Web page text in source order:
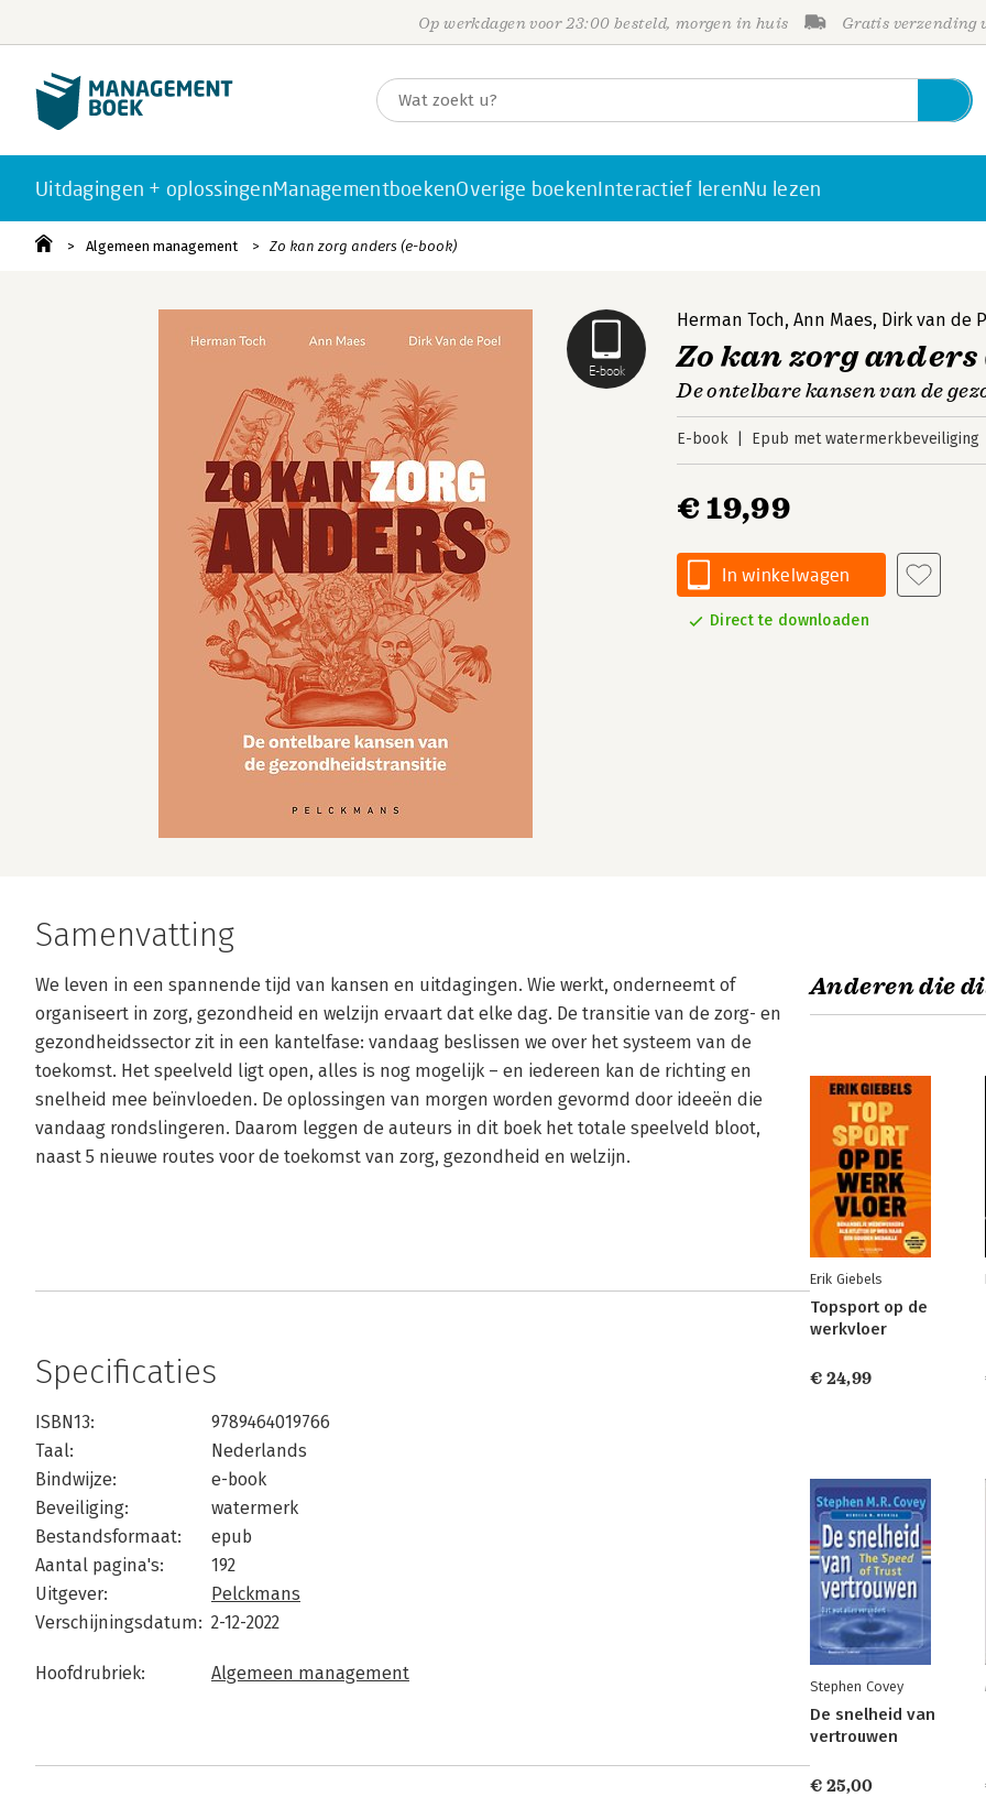
Op werkdagen voor 23:00 besteld, morgen in huis Gratis verzending
Uitdagingen + oplossingenManagementboekenOverige boekenInteractief lerenNu lezen
Algemeen management Zo kan zorg anders (e-book)
E-book
Herman Toch,Ann Maes, Dirk van de
Zo kan zorg
De ontelbare kansen van de
E-book Epub met watermerkbeveiliging
€ 19,99
In winkelwagen
Direct te downloaden
Samenvatting
We leven in een spannende tijd van kansen en uitdagingen. Wie werkt, onderneemt of
organiseert in zorg, gezondheid en welzijn ervaart dat elke dag. De transitie van de zorg- en
gezondheidssector zit in een kantelfase: vandaag beslissen we over het systeem van de
toekomst. Het speelveld ligt open, alles is nog mogelijk – en iedereen kan de richting en
snelheid mee beïnvloeden. De oplossingen van morgen worden gevormd door ideeën die
vandaag rondslingeren. Daarom leggen de auteurs in dit boek het totale speelveld bloot,
naast 5 nieuwe routes voor de toekomst van zorg, gezondheid en welzijn.
Specificaties
ISBN13:
9789464019766
Taal:
Nederlands
Bindwijze:
e-book
Beveiliging:
watermerk
Bestandsformaat:
epub
Aantal pagina's:
192
Uitgever:
Pelckmans
Verschijningsdatum: 2-12-2022
Hoofdrubriek: Algemeen management
Anderen die
Erik Giebels
Topsport op de
werkvloer
€ 24,99
Stephen Covey
De snelheid van
vertrouwen
€ 25,00